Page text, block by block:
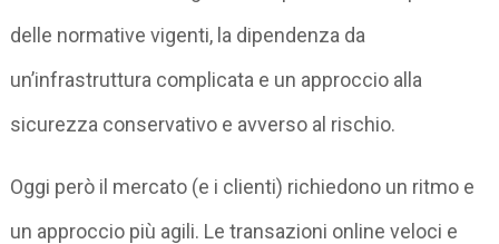
delle normative vigenti, la dipendenza da
un’infrastruttura complicata e un approccio alla
sicurezza conservativo e avverso al rischio.
Oggi però il mercato (e i clienti) richiedono un ritmo e
un approccio più agili. Le transazioni online veloci e